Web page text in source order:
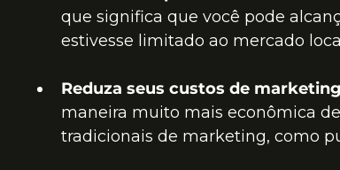
que significa que você pode
estivesse limitado ao mercado
Reduza seus custos de
maneira muito mais econômica
tradicionais de marketing, como